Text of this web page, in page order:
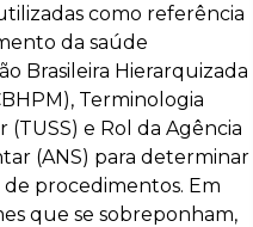
como referência
da saúde
Brasileira Hierarquizada
Terminologia
e Rol da Agência
(ANS) para determinar
procedimentos. Em
que se sobreponham,